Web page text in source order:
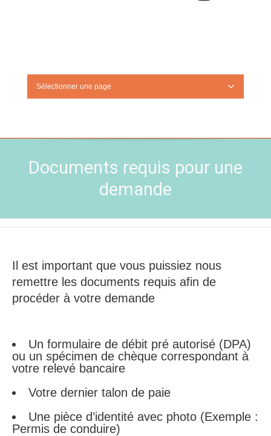
Sélectionner une page
Documents requis pour une
demande
Il est important que vous puissiez nous
remettre les documents requis afin de
procéder à votre demande
Un formulaire de débit pré autorisé (DPA)
ou un spécimen de chèque correspondant à
votre relevé bancaire
Votre dernier talon de paie
Une pièce d’identité avec photo (Exemple :
Permis de conduire)